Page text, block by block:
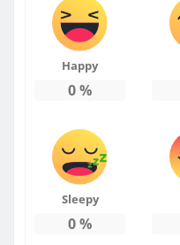
Happy
0%
Sleepy
0%